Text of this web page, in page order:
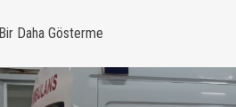
Bir Daha Gösterme